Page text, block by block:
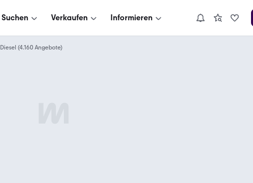
Suchen Verkaufen Informieren
Diesel (4.160 Angebote)